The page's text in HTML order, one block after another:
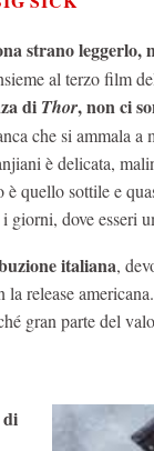
strano leggerlo,
al terzo film
di Thor, non ci
che si ammala a
è delicata,
è quello sottile e
giorni, dove esseri
italiana,
release americana.
gran parte del
di